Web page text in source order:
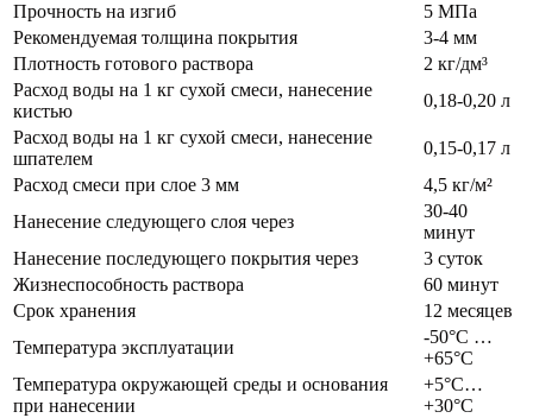
Прочность на изгиб
5 МПа
Рекомендуемая толщина покрытия
3-4 мм
Плотность готового раствора
2 кг/дм³
Расход воды на 1 кг сухой смеси, нанесение
кистью
0,18-0,20 л
Расход воды на 1 кг сухой смеси, нанесение
шпателем
0,15-0,17 л
Расход смеси при слое 3 мм
4,5 кг/м²
Нанесение следующего слоя через
30-40
минут
Нанесение последующего покрытия через
3 суток
Жизнеспособность раствора
60 минут
Срок хранения
12 месяцев
Температура эксплуатации
-50°С …
+65°С
Температура окружающей среды и основания
при нанесении
+5°С…
+30°С